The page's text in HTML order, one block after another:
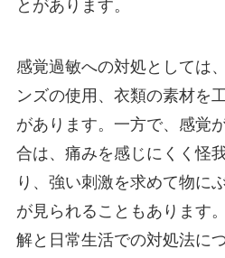
とがあります。
感覚過敏への対処としては
ンズの使用、衣類の素材を
があります。一方で、感覚
合は、痛みを感じにくく怪
り、強い刺激を求めて物に
が見られることもあります
解と日常生活での対処法に